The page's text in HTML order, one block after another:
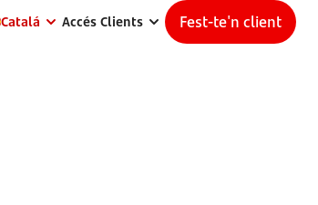
Catalá Accés Clients Fest-te'n client